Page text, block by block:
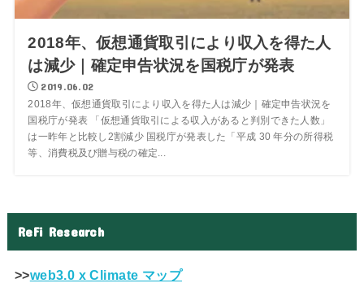
2018年、仮想通貨取引により収入を得た人
は減少｜確定申告状況を国税庁が発表
2019.06.02
2018年、仮想通貨取引により収入を得た人は減少｜確定申告状況を
国税庁が発表 「仮想通貨取引による収入があると判別できた人数」
は一昨年と比較し2割減少 国税庁が発表した「平成 30 年分の所得税
等、消費税及び贈与税の確定...
ReFi Research
>>web3.0 x Climate マップ